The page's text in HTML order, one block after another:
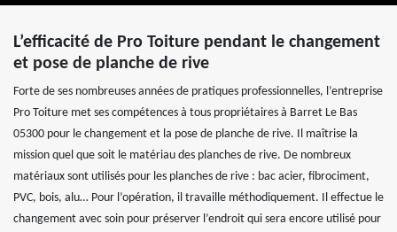
L’efficacité de Pro Toiture pendant le changement
et pose de planche de rive
Forte de ses nombreuses années de pratiques professionnelles, l’entreprise
Pro Toiture met ses compétences à tous propriétaires à Barret Le Bas
05300 pour le changement et la pose de planche de rive. Il maîtrise la
mission quel que soit le matériau des planches de rive. De nombreux
matériaux sont utilisés pour les planches de rive : bac acier, fibrociment,
PVC, bois, alu… Pour l’opération, il travaille méthodiquement. Il effectue le
changement avec soin pour préserver l’endroit qui sera encore utilisé pour